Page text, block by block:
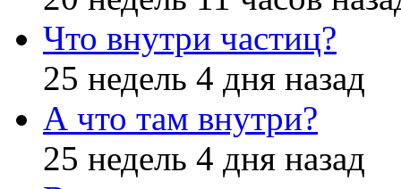
Что внутри частиц?
25 недель 4 дня назад
А что там внутри?
25 недель 4 дня назад